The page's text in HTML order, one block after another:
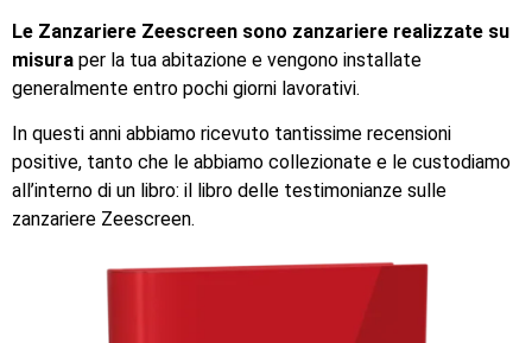
Le Zanzariere Zeescreen sono zanzariere realizzate su
misura per la tua abitazione e vengono installate
generalmente entro pochi giorni lavorativi.
In questi anni abbiamo ricevuto tantissime recensioni
positive, tanto che le abbiamo collezionate e le custodiamo
all’interno di un libro: il libro delle testimonianze sulle
zanzariere Zeescreen.